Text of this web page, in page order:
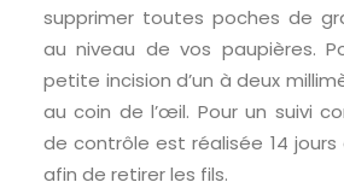
supprimer toutes poches de
au niveau de vos paupières.
petite incision d’un à deux
au coin de l’œil. Pour un suivi
de contrôle est réalisée 14 jours
afin de retirer les fils.